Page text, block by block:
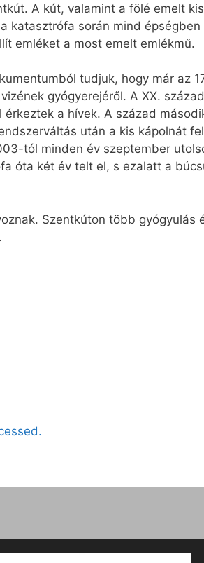
A kút, valamint a fölé emelt kis
katasztrófa során mind épségben
emléket a most emelt emlékmű.
tudjuk, hogy már az
gyógyerejéről. A XX.
a hívek. A század
után a kis kápolnát
tól minden év szeptember
óta két év telt el, s ezalatt a
Szentkúton több gyógyulás